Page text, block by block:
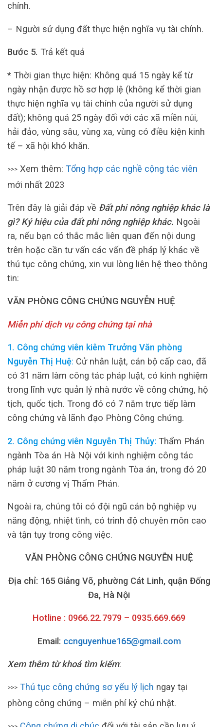
chính.
– Người sử dụng đất thực hiện nghĩa vụ tài chính.
Bước 5. Trả kết quả
* Thời gian thực hiện: Không quá 15 ngày kể từ
ngày nhận được hồ sơ hợp lệ (không kể thời gian
thực hiện nghĩa vụ tài chính của người sử dụng
đất); không quá 25 ngày đối với các xã miền núi,
hải đảo, vùng sâu, vùng xa, vùng có điều kiện kinh
tế – xã hội khó khăn.
>>> Xem thêm: Tổng hợp các nghề cộng tác viên
mới nhất 2023
Trên đây là giải đáp về Đất phi nông nghiệp khác là
gì? Ký hiệu của đất phi nông nghiệp khác. Ngoài
ra, nếu bạn có thắc mắc liên quan đến nội dung
trên hoặc cần tư vấn các vấn đề pháp lý khác về
thủ tục công chứng, xin vui lòng liên hệ theo thông
tin:
VĂN PHÒNG CÔNG CHỨNG NGUYỄN HUỆ
Miễn phí dịch vụ công chứng tại nhà
1. Công chứng viên kiêm Trưởng Văn phòng
Nguyễn Thị Huệ: Cử nhân luật, cán bộ cấp cao, đã
có 31 năm làm công tác pháp luật, có kinh nghiệm
trong lĩnh vực quản lý nhà nước về công chứng, hộ
tịch, quốc tịch. Trong đó có 7 năm trực tiếp làm
công chứng và lãnh đạo Phòng Công chứng.
2. Công chứng viên Nguyễn Thị Thủy: Thẩm Phán
ngành Tòa án Hà Nội với kinh nghiệm công tác
pháp luật 30 năm trong ngành Tòa án, trong đó 20
năm ở cương vị Thẩm Phán.
Ngoài ra, chúng tôi có đội ngũ cán bộ nghiệp vụ
năng động, nhiệt tình, có trình độ chuyên môn cao
và tận tụy trong công việc.
VĂN PHÒNG CÔNG CHỨNG NGUYỄN HUỆ
Địa chỉ: 165 Giảng Võ, phường Cát Linh, quận Đống
Đa, Hà Nội
Hotline : 0966.22.7979 – 0935.669.669
Email: ccnguyenhue165@gmail.com
Xem thêm từ khoá tìm kiếm:
>>> Thủ tục công chứng sơ yếu lý lịch ngay tại
phòng công chứng – miễn phí ký chủ nhật.